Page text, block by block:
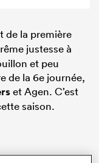
de la première
justesse à
et peu
de la 6e journée,
et Agen. C’est
saison.